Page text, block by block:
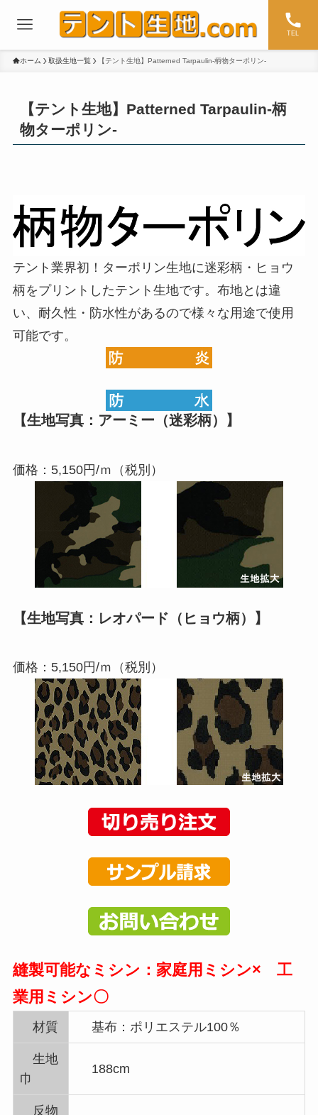
TEL
ホーム 取扱生地一覧 【テント生地】Patterned Tarpaulin-柄物ターポリン-
【テント生地】Patterned Tarpaulin-柄
物ターポリン-
テント業界初！ターポリン生地に迷彩柄・ヒョウ
柄をプリントしたテント生地です。布地とは違
い、耐久性・防水性があるので様々な用途で使用
可能です。
【生地写真：アーミー（迷彩柄）】
価格：5,150円/ｍ（税別）
【生地写真：レオパード（ヒョウ柄）】
価格：5,150円/ｍ（税別）
縫製可能なミシン：家庭用ミシン× 工
業用ミシン〇
材質 基布：ポリエステル100％
生地
巾
188cm
反物